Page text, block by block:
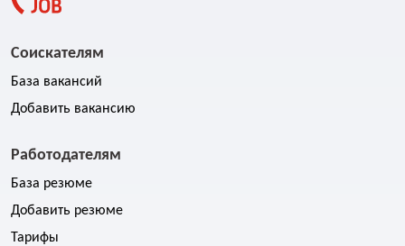
Соискателям
База вакансий
Добавить вакансию
Работодателям
База резюме
Добавить резюме
Тарифы